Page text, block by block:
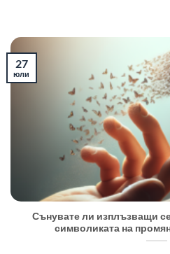
Сънувате ли изплъзващи
символиката на
27
юли